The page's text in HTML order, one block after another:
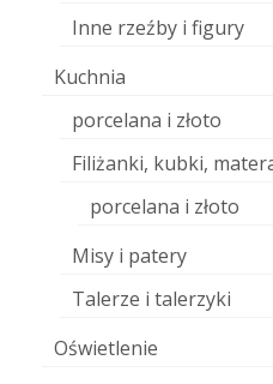
Inne rzeźby i figury
Kuchnia
porcelana i złoto
Filiżanki, kubki,
porcelana i złoto
Misy i patery
Talerze i talerzyki
Oświetlenie